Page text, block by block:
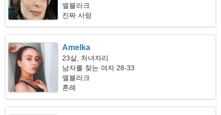
엘블라크
진짜 사랑
Amelka
23살, 처녀자리
남자를 찾는 여자 28-33
엘블라크
혼례